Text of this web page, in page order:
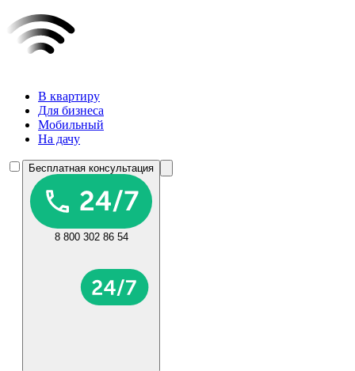
В квартиру
Для бизнеса
Мобильный
На дачу
Бесплатная консультация
8 800 302 86 54